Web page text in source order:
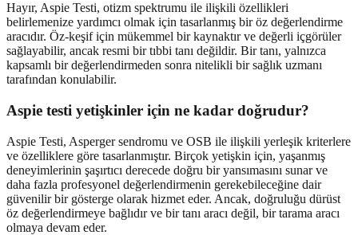
Hayır, Aspie Testi, otizm spektrumu ile ilişkili özellikleri
belirlemenize yardımcı olmak için tasarlanmış bir öz değerlendirme
aracıdır. Öz-keşif için mükemmel bir kaynaktır ve değerli içgörüler
sağlayabilir, ancak resmi bir tıbbi tanı değildir. Bir tanı, yalnızca
kapsamlı bir değerlendirmeden sonra nitelikli bir sağlık uzmanı
tarafından konulabilir.
Aspie testi yetişkinler için ne kadar doğrudur?
Aspie Testi, Asperger sendromu ve OSB ile ilişkili yerleşik kriterlere
ve özelliklere göre tasarlanmıştır. Birçok yetişkin için, yaşanmış
deneyimlerinin şaşırtıcı derecede doğru bir yansımasını sunar ve
daha fazla profesyonel değerlendirmenin gerekebileceğine dair
güvenilir bir gösterge olarak hizmet eder. Ancak, doğruluğu dürüst
öz değerlendirmeye bağlıdır ve bir tanı aracı değil, bir tarama aracı
olmaya devam eder.